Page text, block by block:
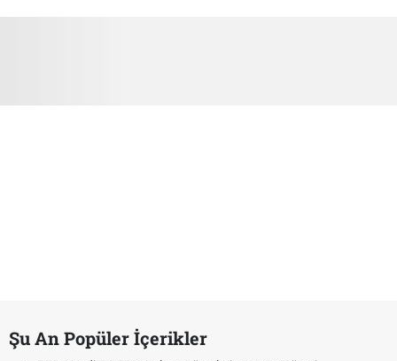
Şu An Popüler İçerikler